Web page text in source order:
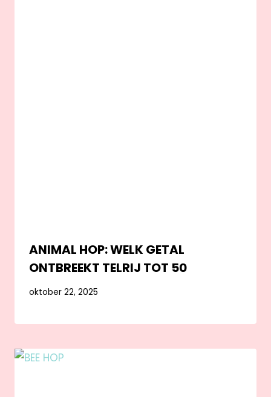
ANIMAL HOP: WELK GETAL
ONTBREEKT TELRIJ TOT 50
oktober 22, 2025